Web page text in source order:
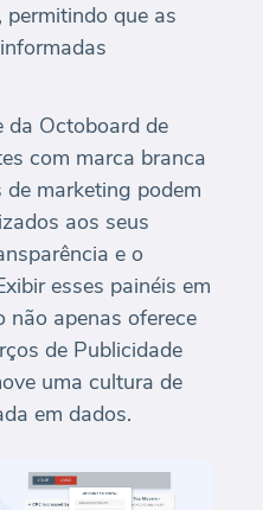
permitindo que as
da Octoboard de
com marca branca
marketing podem
aos seus
e o
esses painéis em
não apenas oferece
de Publicidade
uma cultura de
em dados.